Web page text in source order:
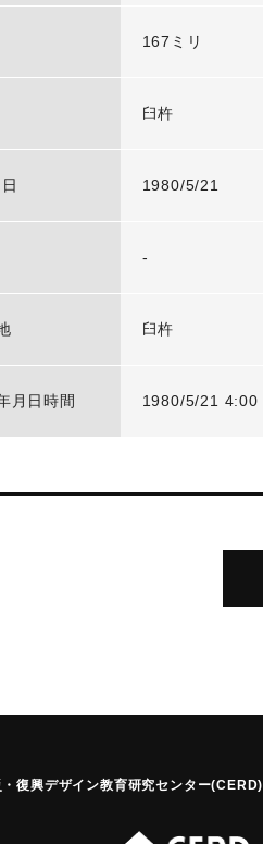
167ミリ
臼杵
1980/5/21
-
臼杵
月日時間 1980/5/21 4:00
・復興デザイン教育研究センター(CERD)